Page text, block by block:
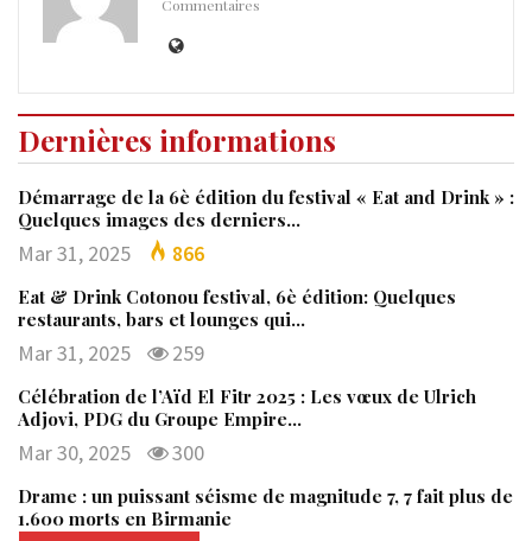
Commentaires
Dernières informations
Démarrage de la 6è édition du festival « Eat and Drink » :
Quelques images des derniers…
Mar 31, 2025 866
Eat & Drink Cotonou festival, 6è édition: Quelques
restaurants, bars et lounges qui…
Mar 31, 2025 259
Célébration de l’Aïd El Fitr 2025 : Les vœux de Ulrich
Adjovi, PDG du Groupe Empire…
Mar 30, 2025 300
Drame : un puissant séisme de magnitude 7, 7 fait plus de
1.600 morts en Birmanie